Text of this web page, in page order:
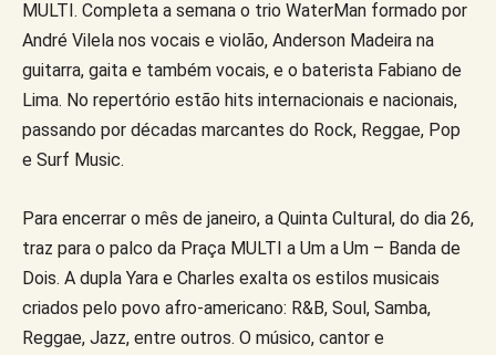
MULTI. Completa a semana o trio WaterMan formado por
André Vilela nos vocais e violão, Anderson Madeira na
guitarra, gaita e também vocais, e o baterista Fabiano de
Lima. No repertório estão hits internacionais e nacionais,
passando por décadas marcantes do Rock, Reggae, Pop
e Surf Music.
Para encerrar o mês de janeiro, a Quinta Cultural, do dia 26,
traz para o palco da Praça MULTI a Um a Um – Banda de
Dois. A dupla Yara e Charles exalta os estilos musicais
criados pelo povo afro-americano: R&B, Soul, Samba,
Reggae, Jazz, entre outros. O músico, cantor e